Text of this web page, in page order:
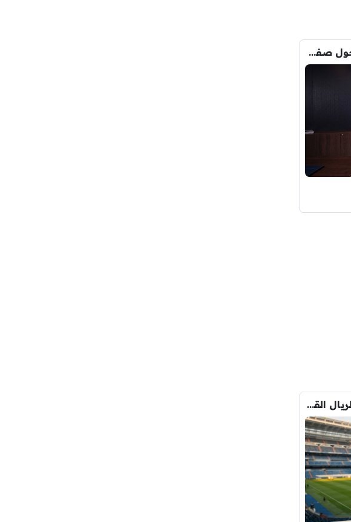
تفاصيل صادمة.. القصة الكاملة لتحول صفقة رودري من ريال مدريد الى برشلونة
” مهزلة في مدريد ” شاهد تشكيله الريال القادمه لاكتساح المركز الثاني